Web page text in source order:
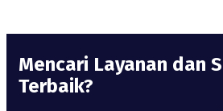
Mencari Layanan dan
Terbaik?